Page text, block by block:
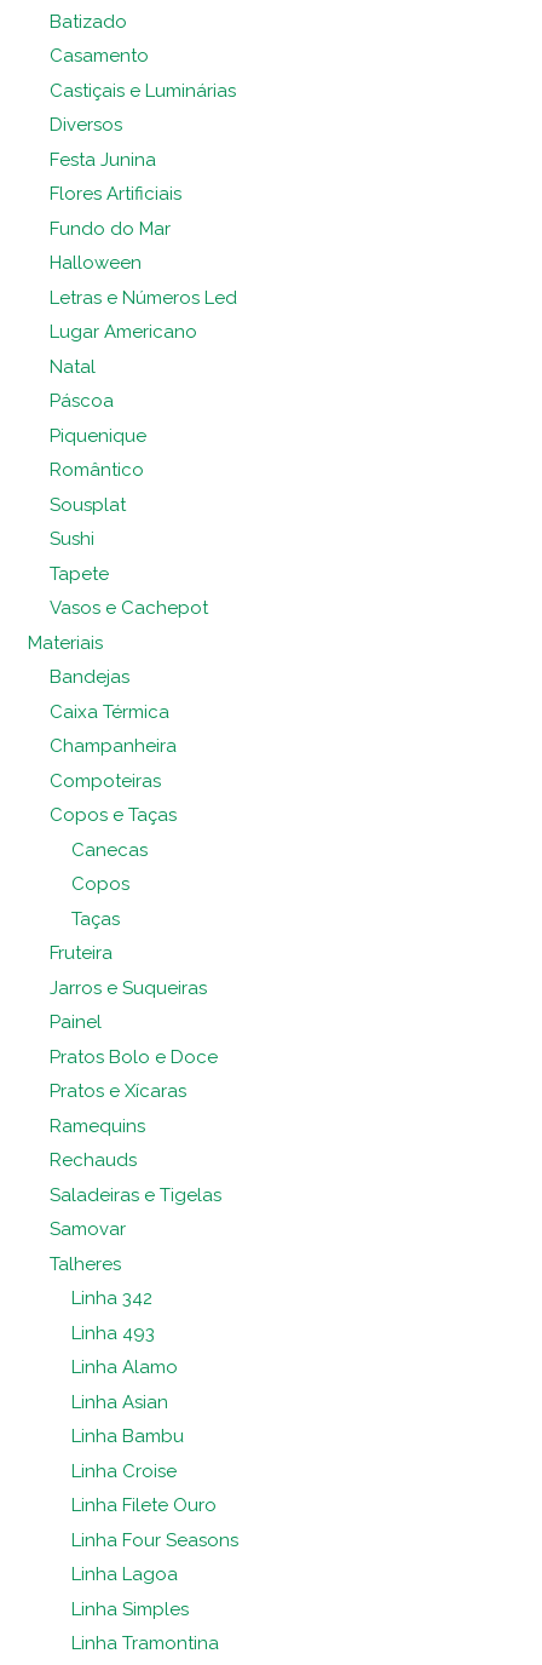
Batizado
Casamento
Castiçais e Luminárias
Diversos
Festa Junina
Flores Artificiais
Fundo do Mar
Halloween
Letras e Números Led
Lugar Americano
Natal
Páscoa
Piquenique
Romântico
Sousplat
Sushi
Tapete
Vasos e Cachepot
Materiais
Bandejas
Caixa Térmica
Champanheira
Compoteiras
Copos e Taças
Canecas
Copos
Taças
Fruteira
Jarros e Suqueiras
Painel
Pratos Bolo e Doce
Pratos e Xícaras
Ramequins
Rechauds
Saladeiras e Tigelas
Samovar
Talheres
Linha 342
Linha 493
Linha Alamo
Linha Asian
Linha Bambu
Linha Croise
Linha Filete Ouro
Linha Four Seasons
Linha Lagoa
Linha Simples
Linha Tramontina